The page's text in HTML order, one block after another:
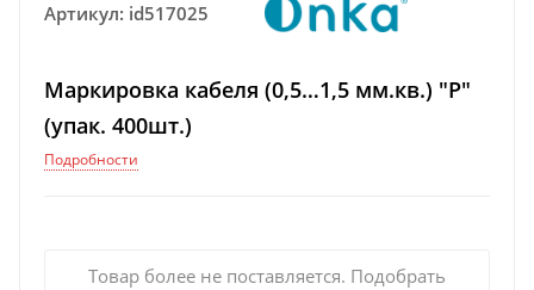
Артикул: id517025
Маркировка кабеля (0,5…1,5 мм.кв.) "P"
(упак. 400шт.)
Подробности
Товар более не поставляется. Подобрать